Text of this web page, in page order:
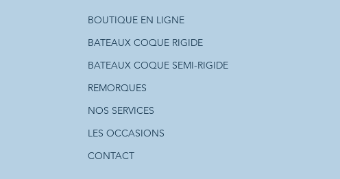
BOUTIQUE EN LIGNE
BATEAUX COQUE RIGIDE
BATEAUX COQUE SEMI-RIGIDE
REMORQUES
NOS SERVICES
LES OCCASIONS
CONTACT